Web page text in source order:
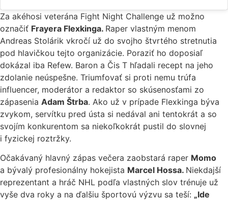
Za akéhosi veterána Fight Night Challenge už možno
označiť Frayera Flexkinga. Raper vlastným menom
Andreas Stolárik vkročí už do svojho štvrtého stretnutia
pod hlavičkou tejto organizácie. Poraziť ho doposiaľ
dokázal iba Refew. Baron a Čis T hľadali recept na jeho
zdolanie neúspešne. Triumfovať si proti nemu trúfa
influencer, moderátor a redaktor so skúsenosťami zo
zápasenia Adam Štrba. Ako už v prípade Flexkinga býva
zvykom, servítku pred ústa si nedával ani tentokrát a so
svojím konkurentom sa niekoľkokrát pustil do slovnej
i fyzickej roztržky.
Očakávaný hlavný zápas večera zaobstará raper Momo
a bývalý profesionálny hokejista Marcel Hossa. Niekdajší
reprezentant a hráč NHL podľa vlastných slov trénuje už
vyše dva roky a na ďalšiu športovú výzvu sa teší: „Ide